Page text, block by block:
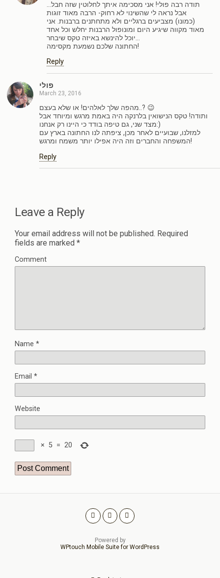
תודה רבה פולי! אני מסכימה איתך לחלוטין שזה חבל…
אבל נראה לי שהשינוי לא רחוק- הרבה מאוד זוגות
(כמונו) מצביעים ברגליים ולא מתחתנים ברבנות. אני
מאוד מקווה שיגיע היום ומונופול הרבנות יחלש וכל אחד
יוכל להינשא באיזה טקס שיבחר…
החתונה שלכם נשמעת מקסימה!
Reply
פולי
March 23, 2016
מהפה שלך לאלהים! או שלא בעצם..? 😉
ותודה! טקס הנישואין בלרנקה היה באמת מרגש ומיוחד אבל
מצד שני, גם טיפה בודד כי היינו רק אנחנו:)
למזלנו, שבועיים לאחר מכן, ציפתה לנו החתונה בארץ עם
המשפחה והחברים וזה היה אפילו יותר משמח ומרגש!
Reply
Leave a Reply
Your email address will not be published. Required
fields are marked *
Comment
Name *
Email *
Website
× 5 = 20
Powered by
WPtouch Mobile Suite for WordPress